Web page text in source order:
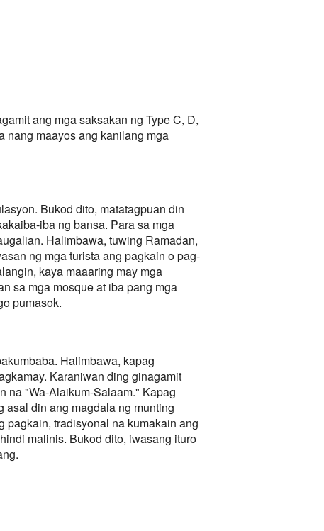
ang mga saksakan ng Type C, D,
nang maayos ang kanilang mga
Bukod dito, matatagpuan din
iba ng bansa. Para sa mga
Halimbawa, tuwing Ramadan,
ng mga turista ang pagkain o pag-
kaya maaaring may mga
sa mga mosque at iba pang mga
pumasok.
Halimbawa, kapag
Karaniwan ding ginagamit
na "Wa-Alaikum-Salaam." Kapag
din ang magdala ng munting
pagkain, tradisyonal na kumakain ang
malinis. Bukod dito, iwasang ituro